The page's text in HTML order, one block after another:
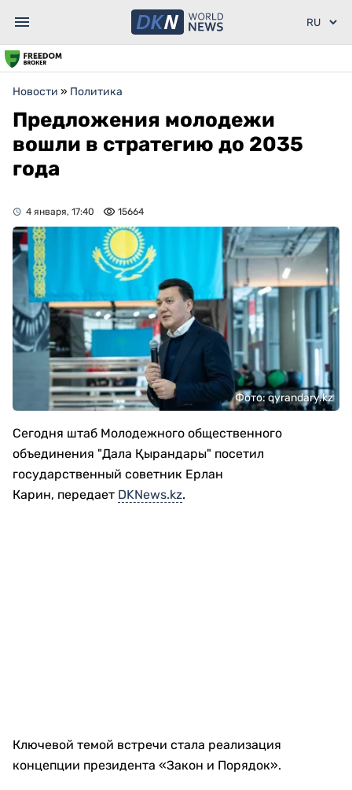
Новости » Политика
Предложения молодежи
вошли в стратегию до 2035
года
4 января, 17:40 15664
Фото: qyrandary.kz
Сегодня штаб Молодежного общественного
объединения "Дала Қырандары" посетил
государственный советник Ерлан
Карин, передает DKNews.kz.
Ключевой темой встречи стала реализация
концепции президента «Закон и Порядок».